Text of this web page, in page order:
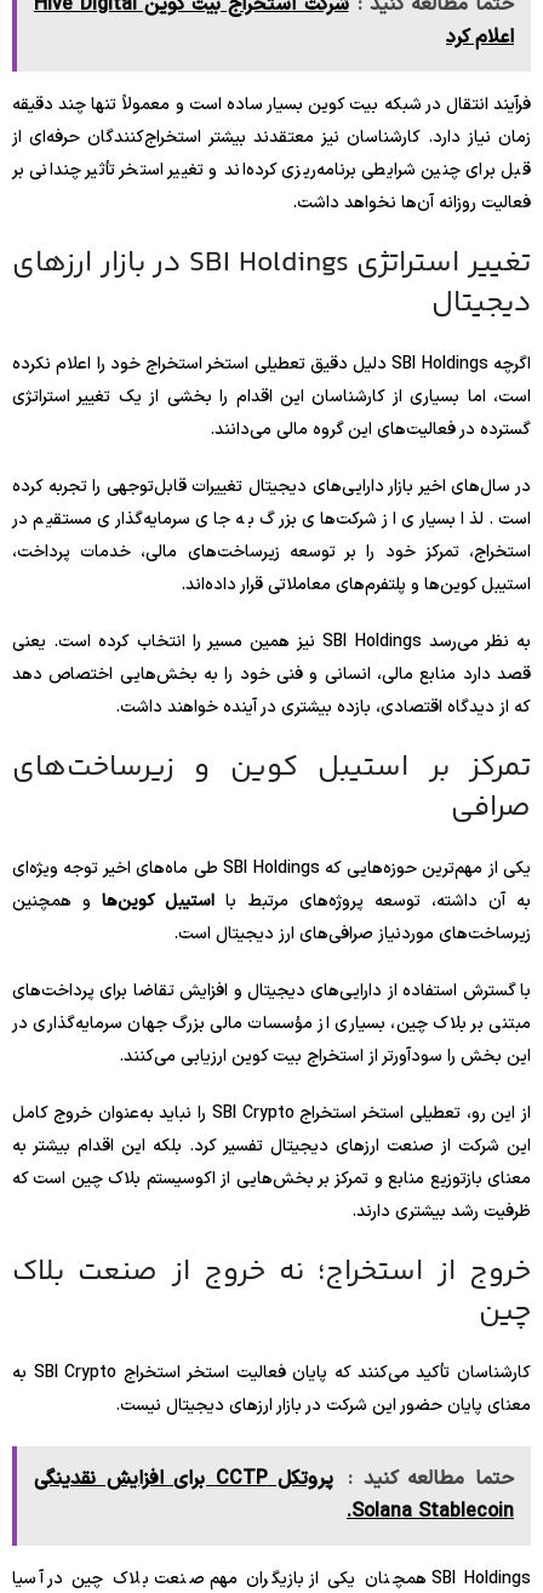
اعلام کرد
فرآیند انتقال در شبکه بیت کوین بسیار ساده است و معمولاً تنها چند دقیقه
زمان نیاز دارد. کارشناسان نیز معتقدند بیشتر استخراج‌کنندگان حرفه‌ای از
قبل برای چنین شرایطی برنامه‌ریزی کرده‌اند و تغییر استخر تأثیر چندانی بر
فعالیت روزانه آن‌ها نخواهد داشت.
تغییر استراتژی SBI Holdings در بازار ارزهای
دیجیتال
اگرچه SBI Holdings دلیل دقیق تعطیلی استخر استخراج خود را اعلام نکرده
است، اما بسیاری از کارشناسان این اقدام را بخشی از یک تغییر استراتژی
گسترده در فعالیت‌های این گروه مالی می‌دانند.
در سال‌های اخیر بازار دارایی‌های دیجیتال تغییرات قابل‌توجهی را تجربه کرده
است. لذا بسیاری از شرکت‌های بزرگ به جای سرمایه‌گذاری مستقیم در
استخراج، تمرکز خود را بر توسعه زیرساخت‌های مالی، خدمات پرداخت،
استیبل کوین‌ها و پلتفرم‌های معاملاتی قرار داده‌اند.
به نظر می‌رسد SBI Holdings نیز همین مسیر را انتخاب کرده است. یعنی
قصد دارد منابع مالی، انسانی و فنی خود را به بخش‌هایی اختصاص دهد
که از دیدگاه اقتصادی، بازده بیشتری در آینده خواهند داشت.
تمرکز بر استیبل کوین و زیرساخت‌های
صرافی
یکی از مهم‌ترین حوزه‌هایی که SBI Holdings طی ماه‌های اخیر توجه ویژه‌ای
به آن داشته، توسعه پروژه‌های مرتبط با استیبل کوین‌هاو همچنین
زیرساخت‌های موردنیاز صرافی‌های ارز دیجیتال است.
با گسترش استفاده از دارایی‌های دیجیتال و افزایش تقاضا برای پرداخت‌های
مبتنی بر بلاک چین، بسیاری از مؤسسات مالی بزرگ جهان سرمایه‌گذاری در
این بخش را سودآورتر از استخراج بیت کوین ارزیابی می‌کنند.
از این رو، تعطیلی استخر استخراج SBI Crypto را نباید به‌عنوان خروج کامل
این شرکت از صنعت ارزهای دیجیتال تفسیر کرد. بلکه این اقدام بیشتر به
معنای بازتوزیع منابع و تمرکز بر بخش‌هایی از اکوسیستم بلاک چین است که
ظرفیت رشد بیشتری دارند.
خروج از استخراج؛ نه خروج از صنعت بلاک
چین
کارشناسان تأکید می‌کنند که پایان فعالیت استخر استخراج SBI Crypto به
معنای پایان حضور این شرکت در بازار ارزهای دیجیتال نیست.
حتما مطالعه کنید :
پروتکل CCTP برای افزایش نقدینگی
Solana Stablecoin.
SBI Holdings همچنان یکی از بازیگران مهم صنعت بلاک چین در آسیا